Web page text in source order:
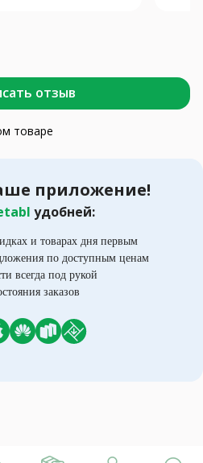
отзыв
товаре
приложение!
удобней:
и товарах дня первым
по доступным ценам
всегда под рукой
заказов